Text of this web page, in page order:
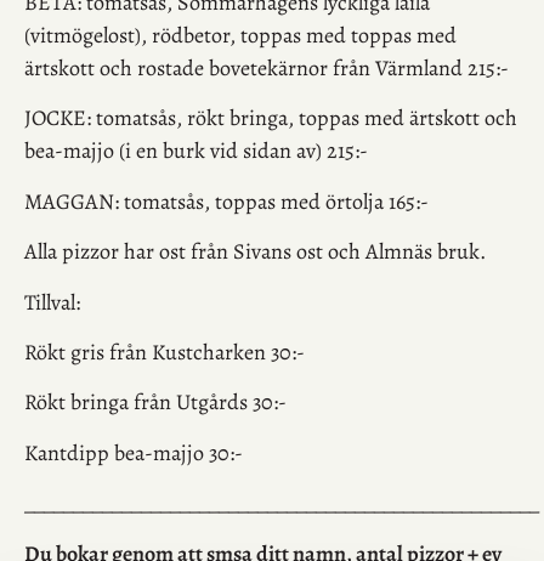
(vitmögelost), rödbetor, toppas medtoppas med
ärtskott och rostade bovetekärnor från Värmland 215:-
JOCKE: tomatsås, rökt bringa, toppas med ärtskott och
bea-majjo (i en burk vid sidan av) 215:-
MAGGAN:tomatsås, toppas med örtolja 165:-
Alla pizzor har ost från Sivans ost och Almnäs bruk.
Tillval:
Rökt gris från Kustcharken 30:-
Rökt bringa från Utgårds 30:-
Kantdipp bea-majjo 30:-
Du bokar genom att smsa ditt namn, antal pizzor + ev